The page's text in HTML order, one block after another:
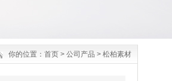
你的位置： 首页 > 公司产品 > 松柏素材